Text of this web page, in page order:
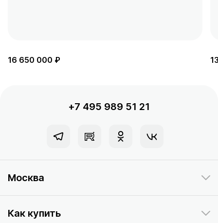
16 650 000 ₽
+7 495 989 51 21
Москва
Как купить